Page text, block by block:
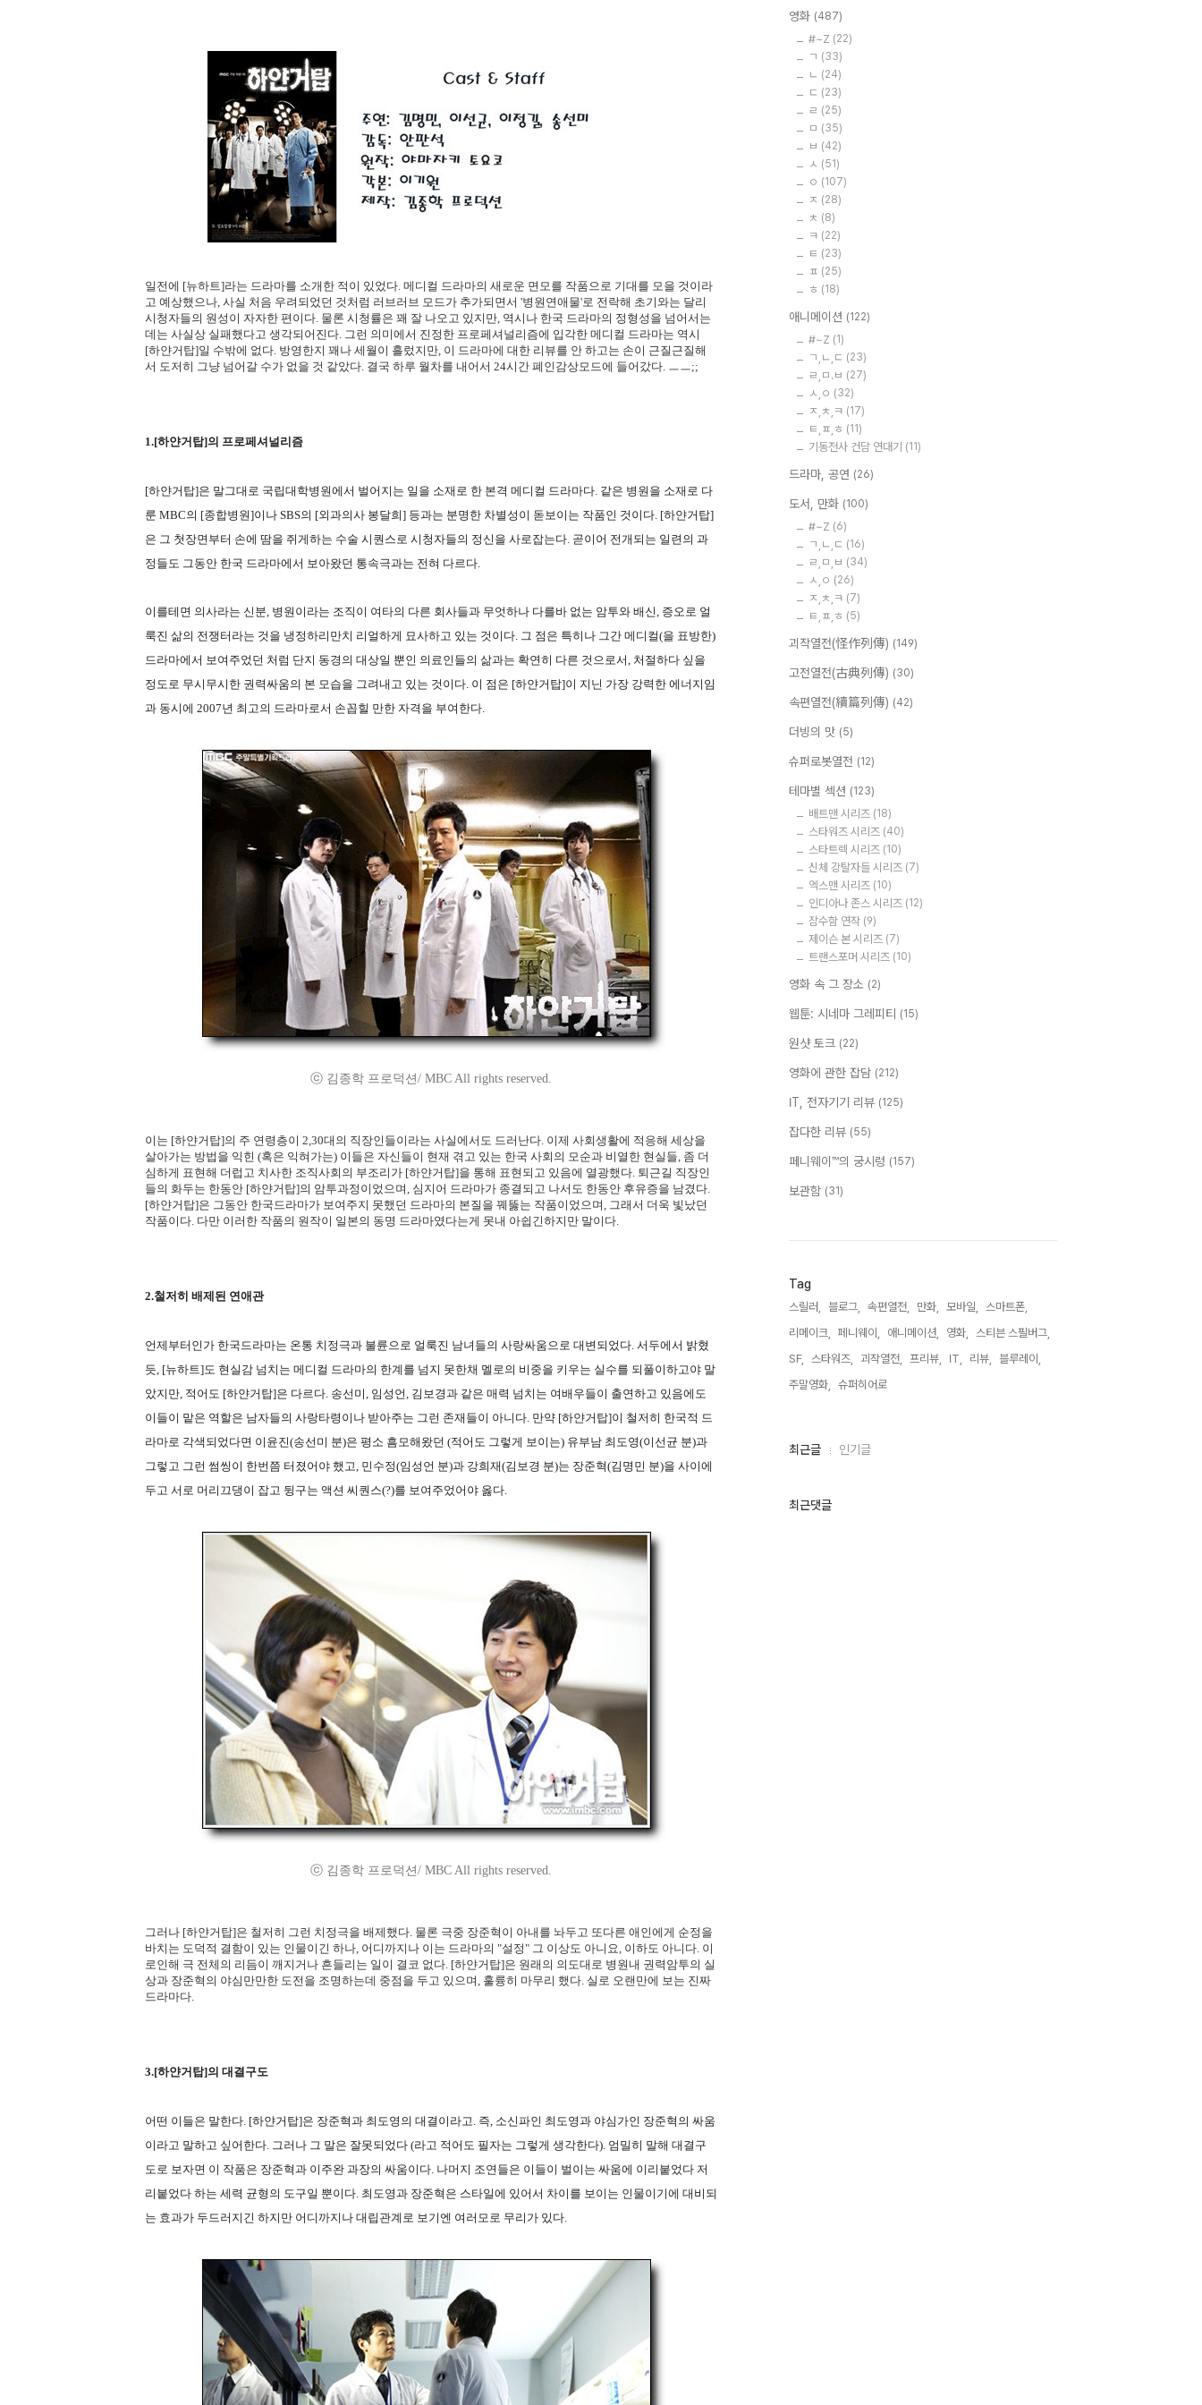
일전에 [뉴하트]라는 드라마를 소개한 적이 있었다. 메디컬 드라마의 새로운 면모를 작품으로 기대를 모을 것이라
고 예상했으나, 사실 처음 우려되었던 것처럼 러브러브 모드가 추가되면서 '병원연애물'로 전락해 초기와는 달리
시청자들의 원성이 자자한 편이다. 물론 시청률은 꽤 잘 나오고 있지만, 역시나 한국 드라마의 정형성을 넘어서는
데는 사실상 실패했다고 생각되어진다. 그런 의미에서 진정한 프로페셔널리즘에 입각한 메디컬 드라마는 역시
[하얀거탑]일 수밖에 없다. 방영한지 꽤나 세월이 흘렀지만, 이 드라마에 대한 리뷰를 안 하고는 손이 근질근질해
서 도저히 그냥 넘어갈 수가 없을 것 같았다. 결국 하루 월차를 내어서 24시간 폐인감상모드에 들어갔다. ㅡㅡ;;
1.[하얀거탑]의 프로페셔널리즘
[하얀거탑]은 말그대로 국립대학병원에서 벌어지는 일을 소재로 한 본격 메디컬 드라마다. 같은 병원을 소재로 다
룬 MBC의 [종합병원]이나 SBS의 [외과의사 봉달희] 등과는 분명한 차별성이 돋보이는 작품인 것이다. [하얀거탑]
은 그 첫장면부터 손에 땀을 쥐게하는 수술 시퀀스로 시청자들의 정신을 사로잡는다. 곧이어 전개되는 일련의 과
정들도 그동안 한국 드라마에서 보아왔던 통속극과는 전혀 다르다.
이를테면 의사라는 신분, 병원이라는 조직이 여타의 다른 회사들과 무엇하나 다를바 없는 암투와 배신, 증오로 얼
룩진 삶의 전쟁터라는 것을 냉정하리만치 리얼하게 묘사하고 있는 것이다. 그 점은 특히나 그간 메디컬(을 표방한)
드라마에서 보여주었던 처럼 단지 동경의 대상일 뿐인 의료인들의 삶과는 확연히 다른 것으로서, 처절하다 싶을
정도로 무시무시한 권력싸움의 본 모습을 그려내고 있는 것이다. 이 점은 [하얀거탑]이 지닌 가장 강력한 에너지임
과 동시에 2007년 최고의 드라마로서 손꼽힐 만한 자격을 부여한다.
ⓒ 김종학 프로덕션/ MBC All rights reserved.
이는 [하얀거탑]의 주 연령층이 2,30대의 직장인들이라는 사실에서도 드러난다. 이제 사회생활에 적응해 세상을
살아가는 방법을 익힌 (혹은 익혀가는) 이들은 자신들이 현재 겪고 있는 한국 사회의 모순과 비열한 현실들, 좀 더
심하게 표현해 더럽고 치사한 조직사회의 부조리가 [하얀거탑]을 통해 표현되고 있음에 열광했다. 퇴근길 직장인
들의 화두는 한동안 [하얀거탑]의 암투과정이었으며, 심지어 드라마가 종결되고 나서도 한동안 후유증을 남겼다.
[하얀거탑]은 그동안 한국드라마가 보여주지 못했던 드라마의 본질을 꿰뚫는 작품이었으며, 그래서 더욱 빛났던
작품이다. 다만 이러한 작품의 원작이 일본의 동명 드라마였다는게 못내 아쉽긴하지만 말이다.
2.철저히 배제된 연애관
언제부터인가 한국드라마는 온통 치정극과 불륜으로 얼룩진 남녀들의 사랑싸움으로 대변되었다. 서두에서 밝혔
듯, [뉴하트]도 현실감 넘치는 메디컬 드라마의 한계를 넘지 못한채 멜로의 비중을 키우는 실수를 되풀이하고야 말
았지만, 적어도 [하얀거탑]은 다르다. 송선미, 임성언, 김보경과 같은 매력 넘치는 여배우들이 출연하고 있음에도
이들이 맡은 역할은 남자들의 사랑타령이나 받아주는 그런 존재들이 아니다. 만약 [하얀거탑]이 철저히 한국적 드
라마로 각색되었다면 이윤진(송선미 분)은 평소 흠모해왔던 (적어도 그렇게 보이는) 유부남 최도영(이선균 분)과
그렇고 그런 썸씽이 한번쯤 터졌어야 했고, 민수정(임성언 분)과 강희재(김보경 분)는 장준혁(김명민 분)을 사이에
두고 서로 머리끄댕이 잡고 뒹구는 액션 씨퀀스(?)를 보여주었어야 옳다.
ⓒ 김종학 프로덕션/ MBC All rights reserved.
그러나 [하얀거탑]은 철저히 그런 치정극을 배제했다. 물론 극중 장준혁이 아내를 놔두고 또다른 애인에게 순정을
바치는 도덕적 결함이 있는 인물이긴 하나, 어디까지나 이는 드라마의 "설정" 그 이상도 아니요, 이하도 아니다. 이
로인해 극 전체의 리듬이 깨지거나 흔들리는 일이 결코 없다. [하얀거탑]은 원래의 의도대로 병원내 권력암투의 실
상과 장준혁의 야심만만한 도전을 조명하는데 중점을 두고 있으며, 훌륭히 마무리 했다. 실로 오랜만에 보는 진짜
드라마다.
3.[하얀거탑]의 대결구도
어떤 이들은 말한다. [하얀거탑]은 장준혁과 최도영의 대결이라고. 즉, 소신파인 최도영과 야심가인 장준혁의 싸움
이라고 말하고 싶어한다. 그러나 그 말은 잘못되었다 (라고 적어도 필자는 그렇게 생각한다). 엄밀히 말해 대결구
도로 보자면 이 작품은 장준혁과 이주완 과장의 싸움이다. 나머지 조연들은 이들이 벌이는 싸움에 이리붙었다 저
리붙었다 하는 세력 균형의 도구일 뿐이다. 최도영과 장준혁은 스타일에 있어서 차이를 보이는 인물이기에 대비되
는 효과가 두드러지긴 하지만 어디까지나 대립관계로 보기엔 여러모로 무리가 있다.
영화 (487)
#~Z (22)
ㄱ (33)
ㄴ (24)
ㄷ (23)
ㄹ (25)
ㅁ (35)
ㅂ (42)
ㅅ (51)
ㅇ (107)
ㅈ (28)
ㅊ (8)
ㅋ (22)
ㅌ (23)
ㅍ (25)
ㅎ (18)
애니메이션 (122)
#~Z (1)
ㄱ,ㄴ,ㄷ (23)
ㄹ,ㅁ.ㅂ (27)
ㅅ,ㅇ (32)
ㅈ,ㅊ,ㅋ (17)
ㅌ,ㅍ,ㅎ (11)
기동전사 건담 연대기 (11)
드라마, 공연 (26)
도서, 만화 (100)
#~Z (6)
ㄱ,ㄴ,ㄷ (16)
ㄹ,ㅁ,ㅂ (34)
ㅅ,ㅇ (26)
ㅈ,ㅊ,ㅋ (7)
ㅌ,ㅍ,ㅎ (5)
괴작열전(怪作列傳) (149)
고전열전(古典列傳) (30)
속편열전(續篇列傳) (42)
더빙의 맛 (5)
슈퍼로봇열전 (12)
테마별 섹션 (123)
배트맨 시리즈 (18)
스타워즈 시리즈 (40)
스타트렉 시리즈 (10)
신체 강탈자들 시리즈 (7)
엑스맨 시리즈 (10)
인디아나 존스 시리즈 (12)
잠수함 연작 (9)
제이슨 본 시리즈 (7)
트랜스포머 시리즈 (10)
영화 속 그 장소 (2)
웹툰: 시네마 그레피티 (15)
원샷 토크 (22)
영화에 관한 잡담 (212)
IT, 전자기기 리뷰 (125)
잡다한 리뷰 (55)
페니웨이™의 궁시렁 (157)
보관함 (31)
Tag
스릴러, 블로그, 속편열전, 만화, 모바일,
스마트폰,
리메이크,
페니웨이, 애니메이션, 영화,
스티븐 스필버그,
SF,
스타워즈, 괴작열전, 프리뷰, IT, 리뷰,
블루레이,
주말영화,
슈퍼히어로,
최
인
최근글 인기글
최근댓글